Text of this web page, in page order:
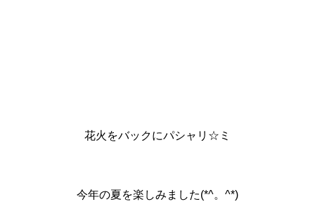
花火をバックにパシャリ☆ミ
今年の夏を楽しみました(*^。^*)